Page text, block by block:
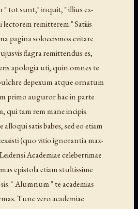
tot sunt," inquit, " illius ex-
remitterem." Satiiis
pagina soloecismos evitare
flagra remittendus es,
apologia uti, quin omnes te
depexum atque ornatum
primo auguror hac in parte
qui tam rem mane incipis.
satis babes, sed eo etiam
(quo vitio ignorantia max-
Academiae celeberrimae
epistola etiam stultissime
" Alumnum " te academias
Tunc vero academiae